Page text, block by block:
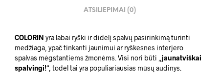
ATSILIEPIMAI (0)
COLORIN yra labai ryški ir didelį spalvų pasirinkimą turinti
medžiaga, ypač tinkanti jaunimui ar ryškesnes interjero
spalvas mėgstantiems žmonėms. Visi nori būti „jaunatviškai
spalvingi!“, todėl tai yra populiariausias mūsų audinys.